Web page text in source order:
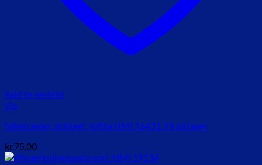
Add to wishlist
Vis
Nåletræder, dobbelt, Infilla HMI 16431. Få på lager
kr.75,00